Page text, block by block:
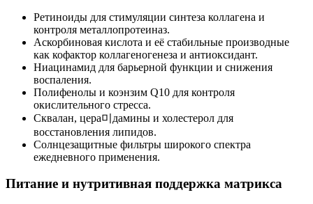
Ретиноиды для стимуляции синтеза коллагена и
контроля металлопротеиназ.
Аскорбиновая кислота и её стабильные производные
как кофактор коллагеногенеза и антиоксидант.
Ниацинамид для барьерной функции и снижения
воспаления.
Полифенолы и коэнзим Q10 для контроля
окислительного стресса.
Сквалан, цера미дамины и холестерол для
восстановления липидов.
Солнцезащитные фильтры широкого спектра
ежедневного применения.
Питание и нутритивная поддержка матрикса